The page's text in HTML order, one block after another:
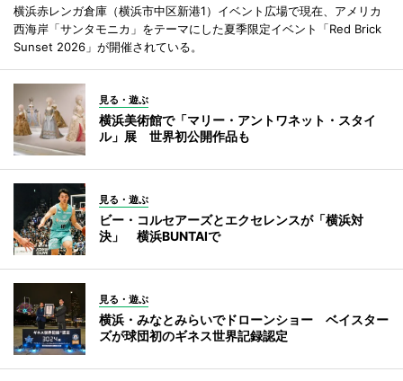
横浜赤レンガ倉庫（横浜市中区新港1）イベント広場で現在、アメリカ
西海岸「サンタモニカ」をテーマにした夏季限定イベント「Red Brick
Sunset 2026」が開催されている。
見る・遊ぶ
横浜美術館で「マリー・アントワネット・スタイ
ル」展 世界初公開作品も
見る・遊ぶ
ビー・コルセアーズとエクセレンスが「横浜対
決」 横浜BUNTAIで
見る・遊ぶ
横浜・みなとみらいでドローンショー ベイスター
ズが球団初のギネス世界記録認定